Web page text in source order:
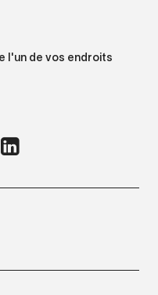
l'un de vos endroits